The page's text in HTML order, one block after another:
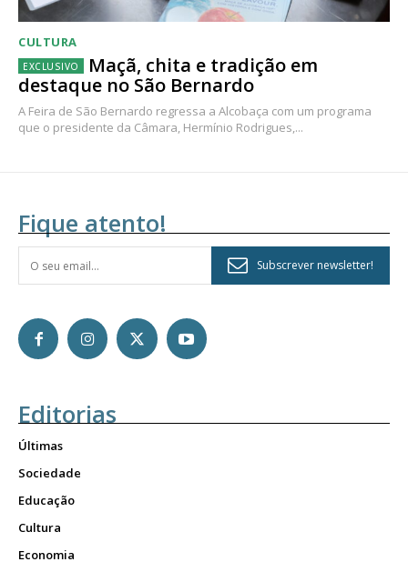
CULTURA
Maçã, chita e tradição em
destaque no São Bernardo
A Feira de São Bernardo regressa a Alcobaça com um programa
que o presidente da Câmara, Hermínio Rodrigues,...
Fique atento!
Subscrever newsletter!
Editorias
Últimas
Sociedade
Educação
Cultura
Economia